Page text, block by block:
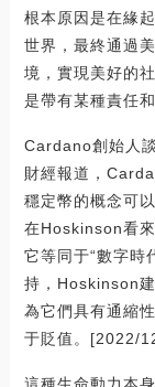
根本原因是在緣
世界，最終通過
境，實現美好的
是帶有某種責任
Cardano創始人
財經報道，
穩定幣的概念可
在Hoskinson看
它等同于“數字時
持，Hoskinson
為它們具有通縮
于貶值。[2022/
這種生命動力本